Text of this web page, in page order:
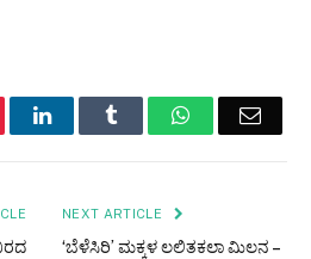
LinkedInTumblr WhatsAppEmail
NEXT ARTICLE
‘ಬೆಳೆಸಿರಿ’ ಮಕ್ಕಳ ಲಲಿತಕಲಾ ಮಿಲನ –